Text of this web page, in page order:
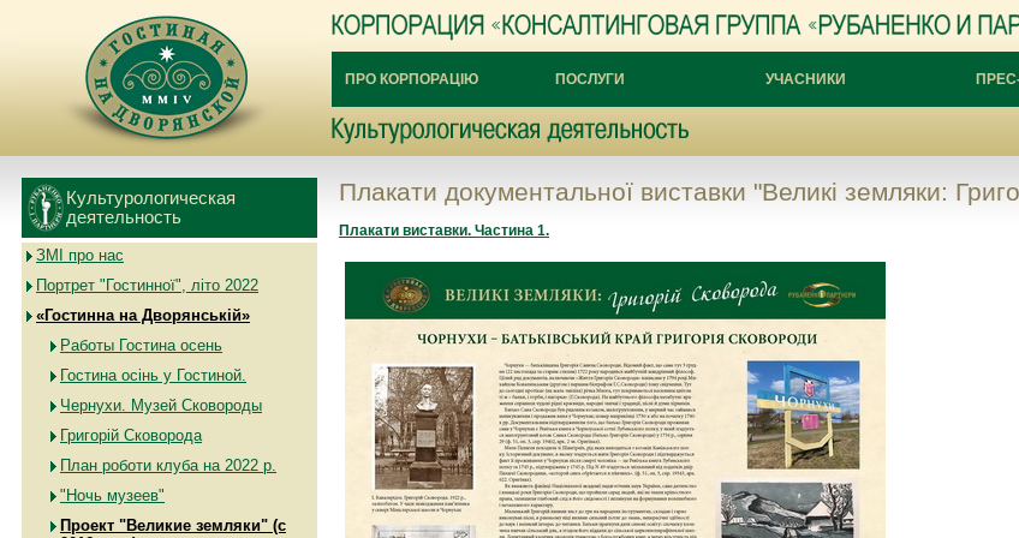
ПРО КОРПОРАЦІЮ ПОСЛУГИ УЧАСНИКИ
Культурологическая
деятельность
ЗМІ про нас
Портрет "Гостинної", літо 2022
«Гостинна на Дворянській»
Работы Гостина осень
Гостина осінь у Гостиной.
Чернухи. Музей Сковороды
Григорій Сковорода
План роботи клуба на 2022 р.
"Ночь музеев"
Проект "Великие земляки" (с
Плакати документальної виставки "Великі земляки:
Плакати виставки. Частина 1.